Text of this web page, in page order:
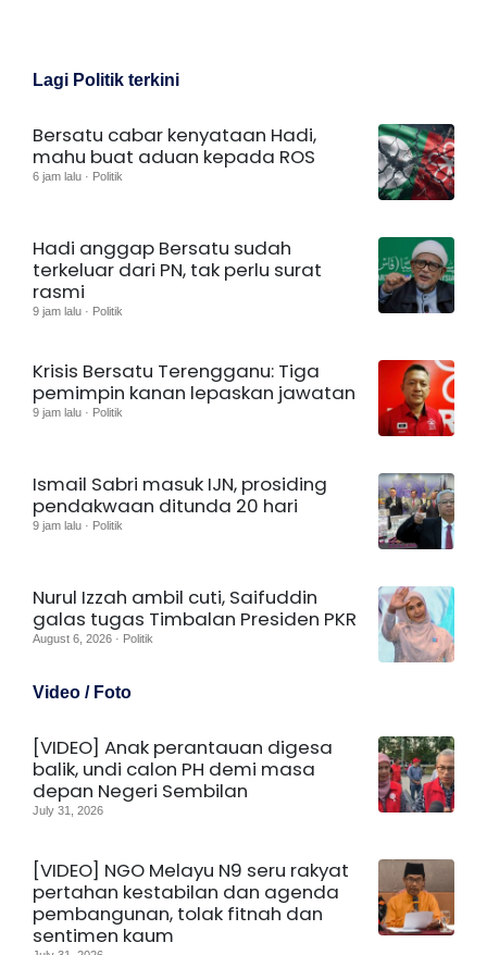
Lagi Politik terkini
Bersatu cabar kenyataan Hadi,
mahu buat aduan kepada ROS
6 jam lalu · Politik
Hadi anggap Bersatu sudah
terkeluar dari PN, tak perlu surat
rasmi
9 jam lalu · Politik
Krisis Bersatu Terengganu: Tiga
pemimpin kanan lepaskan jawatan
9 jam lalu · Politik
Ismail Sabri masuk IJN, prosiding
pendakwaan ditunda 20 hari
9 jam lalu · Politik
Nurul Izzah ambil cuti, Saifuddin
galas tugas Timbalan Presiden PKR
August 6, 2026 · Politik
Video / Foto
[VIDEO] Anak perantauan digesa
balik, undi calon PH demi masa
depan Negeri Sembilan
July 31, 2026
[VIDEO] NGO Melayu N9 seru rakyat
pertahan kestabilan dan agenda
pembangunan, tolak fitnah dan
sentimen kaum